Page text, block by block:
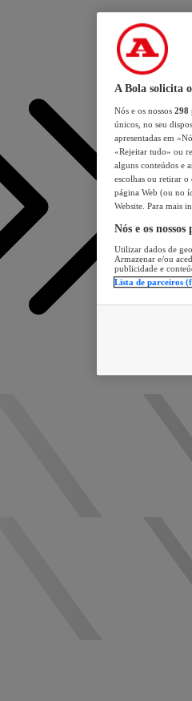
A Bola solicita
Nós e os nossos 298
únicos, no seu
apresentadas em
«Rejeitar tudo» ou
alguns conteúdos e
escolhas ou retirar
página Web (ou no
Website. Para mais
Nós e os
Utilizar dados de
Armazenar e/ou
publicidade e
Lista de parceiros